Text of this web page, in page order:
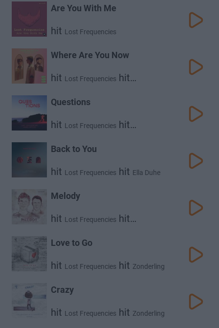
Are You With Me
hit Lost Frequencies
Where Are You Now
hit Lost Frequencies hit
Questions
hit Lost Frequencies hit
Back to You
hit Lost Frequencies hit Ella Duhe
Melody
hit Lost Frequencies hit
Love to Go
hit Lost Frequencies hit Zonderling
Crazy
hit Lost Frequencies hit Zonderling